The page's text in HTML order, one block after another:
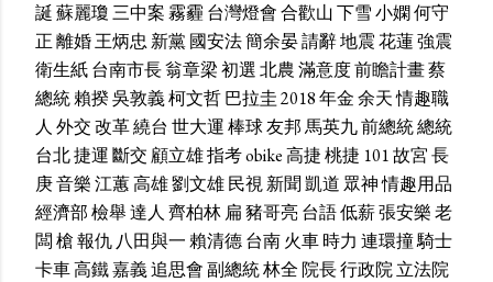
誕蘇麗瓊三中案霧霾 台灣燈會合歡山下雪小嫻何守
正離婚王炳忠 新黨國安法簡余晏請辭地震花蓮強震
衛生紙台南市長翁章梁初選北農滿意度前瞻計畫蔡
總統賴揆吳敦義柯文哲巴拉圭2018年金余天情趣職
人 外交改革繞台 世大運棒球友邦馬英九前總統總統
台北捷運 斷交 顧立雄指考obike高捷桃捷 101故宮長
庚音樂江蕙高雄劉文雄民視新聞 凱道 眾神情趣用品
經濟部檢舉達人 齊柏林 扁豬哥亮台語低薪張安樂老
闆槍報仇 八田與一賴清德台南火車時力 連環撞騎士
卡車高鐵嘉義追思會副總統林全 院長行政院立法院